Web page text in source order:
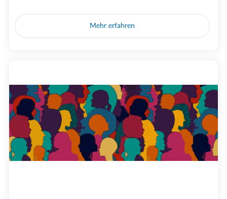
Mehr erfahren